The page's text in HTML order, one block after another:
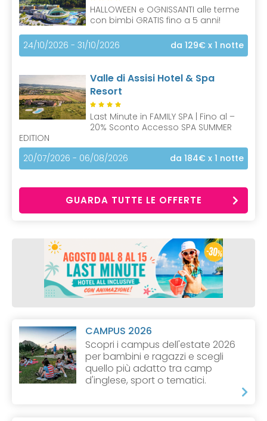
HALLOWEEN e OGNISSANTI alle terme
con bimbi GRATIS fino a 5 anni!
24/10/2026 - 31/10/2026 da 129€ x 1 notte
Valle di Assisi Hotel & Spa
Resort
Last Minute in FAMILY SPA | Fino al –
20% Sconto Accesso SPA SUMMER
EDITION
20/07/2026 - 06/08/2026
da 184€ x 1 notte
GUARDA TUTTE LE OFFERTE
CAMPUS 2026
Scopri i campus dell'estate 2026
per bambini e ragazzi e scegli
quello più adatto tra camp
d'inglese, sport o tematici.